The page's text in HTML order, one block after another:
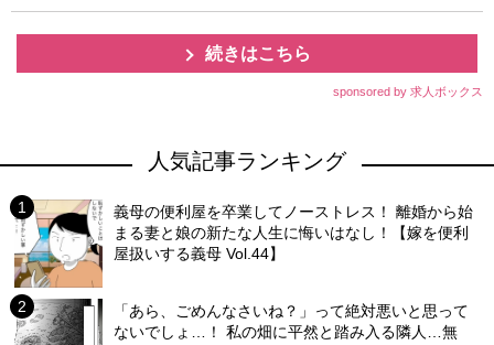
続きはこちら
sponsored by 求人ボックス
人気記事ランキング
義母の便利屋を卒業してノーストレス！ 離婚から始
まる妻と娘の新たな人生に悔いはなし！【嫁を便利
屋扱いする義母 Vol.44】
「あら、ごめんなさいね？」って絶対悪いと思って
ないでしょ…！ 私の畑に平然と踏み入る隣人…無